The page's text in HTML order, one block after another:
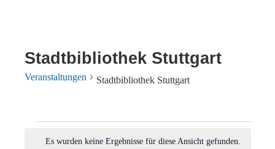
Stadtbibliothek Stuttgart
Veranstaltungen Stadtbibliothek Stuttgart
Es wurden keine Ergebnisse für diese Ansicht gefunden.